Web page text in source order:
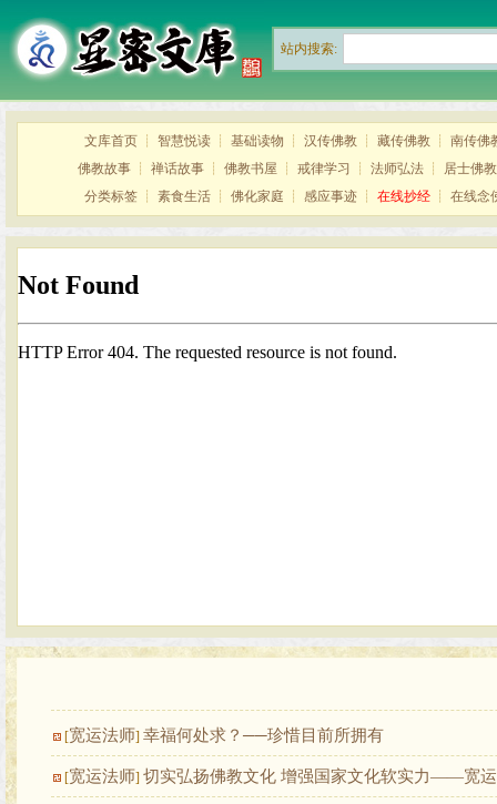
站内搜索:
文库首页 ┊ 智慧悦读 ┊ 基础读物 ┊ 汉传佛教 ┊ 藏传佛教 ┊ 南传佛
佛教故事 ┊ 禅话故事 ┊ 佛教书屋 ┊ 戒律学习 ┊ 法师弘法 ┊ 居士佛教
分类标签 ┊ 素食生活 ┊ 佛化家庭 ┊ 感应事迹 ┊ 在线抄经 ┊ 在线念
[宽运法师] 幸福何处求？──珍惜目前所拥有
[宽运法师] 切实弘扬佛教文化 增强国家文化软实力——宽